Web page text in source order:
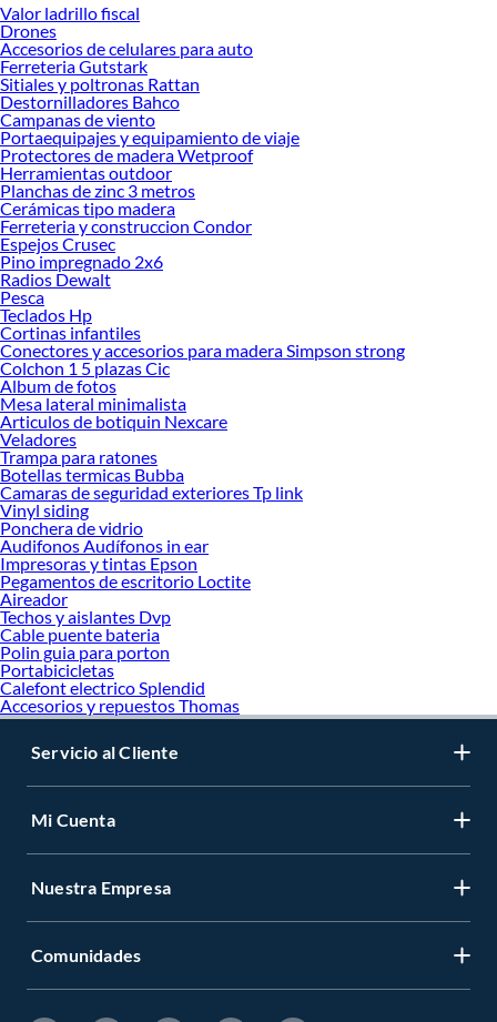
Desde remodelaciones hasta proyectos de decoración, estamos aquí para hacer
tus ideas realidad. ¡Visítanos y encuentra todo lo que tenemos para ofrecerte en
Banquetas!
Explora la variedad de productos de Banquetas en Sodimac
Herramientas, materiales y accesorios de calidad para tus proyectos y
renovación de espacios. ¡Visítanos y descubre todo lo que tenemos para
ofrecerte!
Encuentra una amplia variedad de productos de Banquetas en Sodimac.
Encuentra todo lo necesario para tus proyectos de renovación y decoración.
¡Visítanos y haz tus ideas realidad!
Valor ladrillo fiscal
Drones
Accesorios de celulares para auto
Ferreteria Gutstark
Sitiales y poltronas Rattan
Destornilladores Bahco
Campanas de viento
Portaequipajes y equipamiento de viaje
Protectores de madera Wetproof
Herramientas outdoor
Planchas de zinc 3 metros
Cerámicas tipo madera
Ferreteria y construccion Condor
Espejos Crusec
Pino impregnado 2x6
Radios Dewalt
Pesca
Teclados Hp
Cortinas infantiles
Conectores y accesorios para madera Simpson strong
Colchon 1 5 plazas Cic
Album de fotos
Mesa lateral minimalista
Articulos de botiquin Nexcare
Veladores
Trampa para ratones
Botellas termicas Bubba
Camaras de seguridad exteriores Tp link
Vinyl siding
Ponchera de vidrio
Audifonos Audífonos in ear
Impresoras y tintas Epson
Pegamentos de escritorio Loctite
Aireador
Techos y aislantes Dvp
Cable puente bateria
Polin guia para porton
Portabicicletas
Calefont electrico Splendid
Accesorios y repuestos Thomas
Servicio al Cliente
Mi Cuenta
Nuestra Empresa
Comunidades